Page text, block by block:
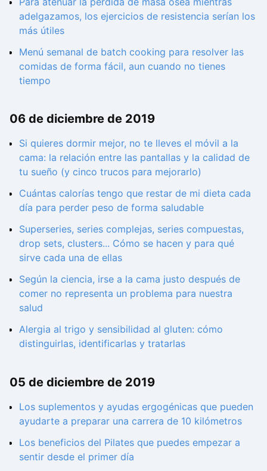
adelgazamos, los ejercicios de resistencia serían los
más útiles
Menú semanal de batch cooking para resolver las
comidas de forma fácil, aun cuando no tienes
tiempo
06 de diciembre de 2019
Si quieres dormir mejor, no te lleves el móvil a la
cama: la relación entre las pantallas y la calidad de
tu sueño (y cinco trucos para mejorarlo)
Cuántas calorías tengo que restar de mi dieta cada
día para perder peso de forma saludable
Superseries, series complejas, series compuestas,
drop sets, clusters... Cómo se hacen y para qué
sirve cada una de ellas
Según la ciencia, irse a la cama justo después de
comer no representa un problema para nuestra
salud
Alergia al trigo y sensibilidad al gluten: cómo
distinguirlas, identificarlas y tratarlas
05 de diciembre de 2019
Los suplementos y ayudas ergogénicas que pueden
ayudarte a preparar una carrera de 10 kilómetros
Los beneficios del Pilates que puedes empezar a
sentir desde el primer día